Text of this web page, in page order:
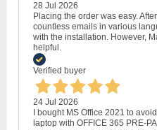
28 Jul 2026
Placing the order was easy.
countless emails in various
with the installation. However,
helpful.
Verified buyer
24 Jul 2026
I bought MS Office 2021 to
laptop with OFFICE 365 PRE-